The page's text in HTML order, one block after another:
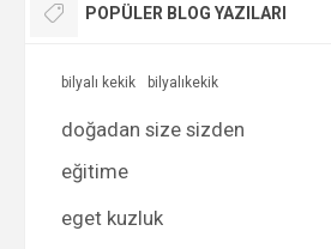
POPÜLER BLOG YAZILARI
bilyalı kekik bilyalıkekik
doğadan size sizden
eğitime
eget kuzluk